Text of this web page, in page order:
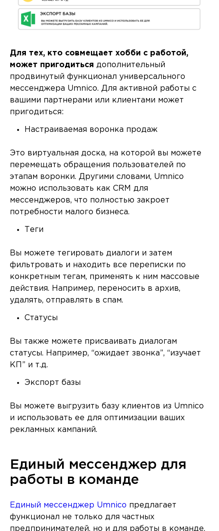
Для тех, кто совмещает хобби с работой,
может пригодиться дополнительный
продвинутый функционал универсального
мессенджера Umnico. Для активной работы с
вашими партнерами или клиентами может
пригодиться:
Настраиваемая воронка продаж
Это виртуальная доска, на которой вы можете
перемещать обращения пользователей по
этапам воронки. Другими словами, Umnico
можно использовать как CRM для
мессенджеров, что полностью закроет
потребности малого бизнеса.
Теги
Вы можете тегировать диалоги и затем
фильтровать и находить все переписки по
конкретным тегам, применять к ним массовые
действия. Например, переносить в архив,
удалять, отправлять в спам.
Статусы
Вы также можете присваивать диалогам
статусы. Например, “ожидает звонка”, “изучает
КП” и т.д.
Экспорт базы
Вы можете выгрузить базу клиентов из Umnico
и использовать ее для оптимизации ваших
рекламных кампаний.
Единый мессенджер для
работы в команде
Единый мессенджер Umnico предлагает
функционал не только для частных
предпринимателей, но и для работы в команде.